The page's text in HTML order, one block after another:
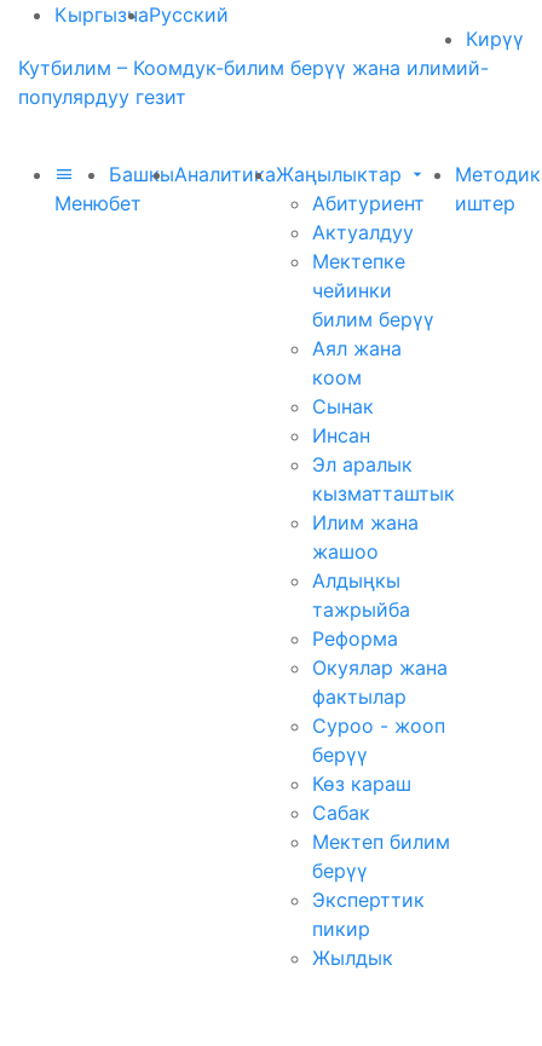
КыргызчаРусский
Кирүү
Кутбилим – Коомдук-билим берүү жана илимий-
популярдуу гезит
Меню
Башкы
бет
АналитикаЖаңылыктар
Абитуриент
Актуалдуу
Мектепке
чейинки
билим берүү
Аял жана
коом
Сынак
Инсан
Эл аралык
кызматташтык
Илим жана
жашоо
Алдыңкы
тажрыйба
Реформа
Окуялар жана
фактылар
Суроо - жооп
берүү
Көз караш
Сабак
Мектеп билим
берүү
Эксперттик
пикир
Жылдык
иштер